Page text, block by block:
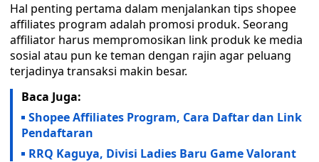
Hal penting pertama dalam menjalankan tips shopee
affiliates program adalah promosi produk. Seorang
affiliator harus mempromosikan link produk ke media
sosial atau pun ke teman dengan rajin agar peluang
terjadinya transaksi makin besar.
Baca Juga:
Shopee Affiliates Program, Cara Daftar dan Link
Pendaftaran
RRQ Kaguya, Divisi Ladies Baru Game Valorant